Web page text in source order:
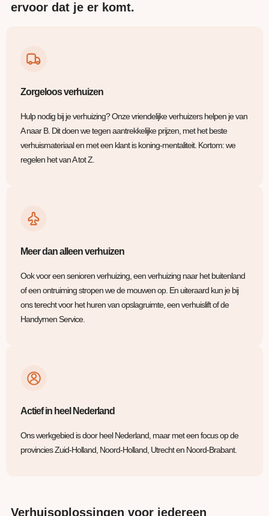
ervoor dat je er komt.
Zorgeloos verhuizen
Hulp nodig bij je verhuizing? Onze vriendelijke verhuizers helpen je van
A naar B. Dit doen we tegen aantrekkelijke prijzen, met het beste
verhuismateriaal en met een klant is koning-mentaliteit. Kortom: we
regelen het van A tot Z.
Meer dan alleen verhuizen
Ook voor een senioren verhuizing, een verhuizing naar het buitenland
of een ontruiming stropen we de mouwen op. En uiteraard kun je bij
ons terecht voor het huren van opslagruimte, een verhuislift of de
Handymen Service.
Actief in heel Nederland
Ons werkgebied is door heel Nederland, maar met een focus op de
provincies Zuid-Holland, Noord-Holland, Utrecht en Noord-Brabant.
Verhuisoplossingen voor iedereen